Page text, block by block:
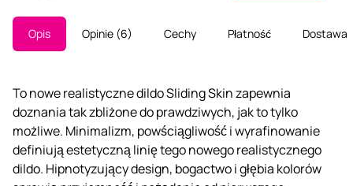
Opis Opinie 6 Cechy Płatność Dostawa
To nowe realistyczne dildo Sliding Skin zapewnia
doznania tak zbliżone do prawdziwych, jak to tylko
możliwe. Minimalizm, powściągliwość i wyrafinowanie
definiują estetyczną linię tego nowego realistycznego
dildo. Hipnotyzujący design, bogactwo i głębia kolorów